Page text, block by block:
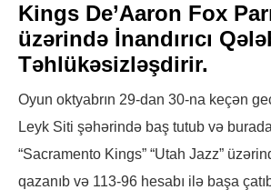
Kings De’Aaron Fox
üzərində İnandırıcı
Təhlükəsizləşdirir.
Oyun oktyabrın 29-dan 30-na keçən
Leyk Siti şəhərində baş tutub və
“Sacramento Kings” “Utah Jazz”
qazanıb və 113-96 hesabı ilə başa